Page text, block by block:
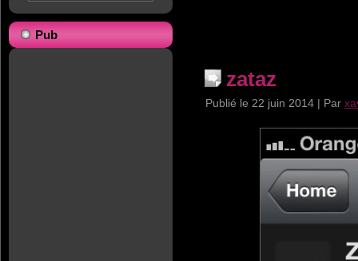
Pub
zataz
Publié le 22 juin 2014 | Par